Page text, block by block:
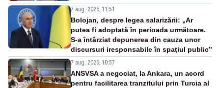
7 aug. 2026, 11:51
Bolojan, despre legea salarizării: „Ar
putea fi adoptată în perioada următoare.
S-a întârziat depunerea din cauza unor
discursuri iresponsabile în spaţiul public”
7 aug. 2026, 10:57
ANSVSA a negociat, la Ankara, un acord
pentru facilitarea tranzitului prin Turcia al